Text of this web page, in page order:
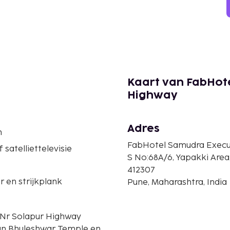
satelliettelevisie
en strijkplank
Solapur Highway
Kaart van
Highway
Adres
FabHotel Samudra
S No:68A/6, Yapakki
412307
Pune, Maharashtra, India